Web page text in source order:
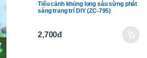
Tiểu cảnh khủng long sáu sừng phát
sáng trang trí DIY (ZC-795)
2,700đ